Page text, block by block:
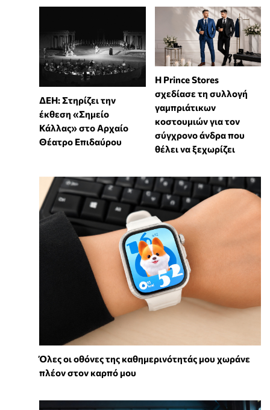
ΔΕΗ: Στηρίζει την
έκθεση «Σημείο
Κάλλας» στο Αρχαίο
Θέατρο Επιδαύρου
Η Prince Stores
σχεδίασε τη συλλογή
γαμπριάτικων
κοστουμιών για τον
σύγχρονο άνδρα που
θέλει να ξεχωρίζει
Όλες οι οθόνες της καθημερινότητάς μου χωράνε
πλέον στον καρπό μου